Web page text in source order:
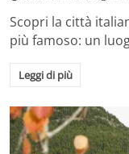
Scopri la città
più famoso: un
Leggi di più